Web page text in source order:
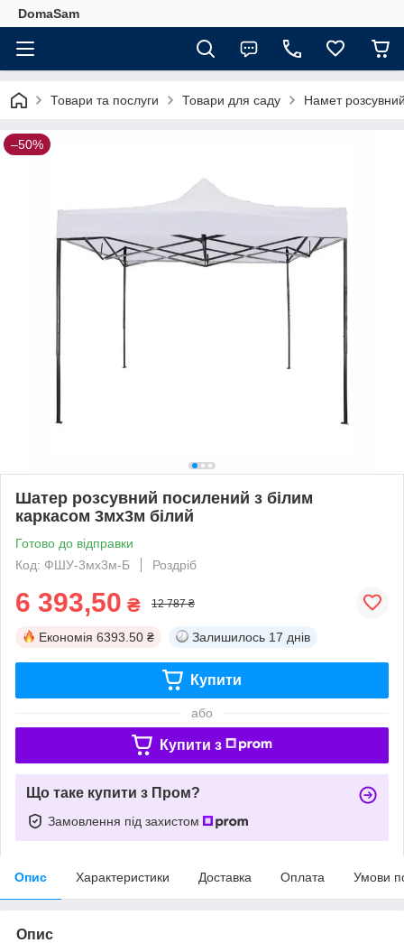
DomaSam
Товари та послуги Товари для саду Намет
–50%
Шатер розсувний посилений з білим
каркасом 3мх3м білий
Готово до відправки
Код: ФШУ-3мх3м-Б
Роздріб
6 393,50 ₴ 12 787 ₴
Економія 6393.50 ₴ Залишилось 17 днів
Купити
або
Купити з
Що таке купити з Пром?
Замовлення під захистом
Опис Характеристики Доставка Оплата Умови
Опис